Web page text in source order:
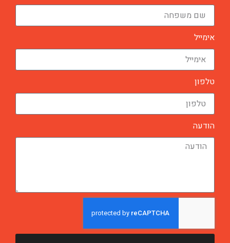
אימייל
טלפון
הודעה